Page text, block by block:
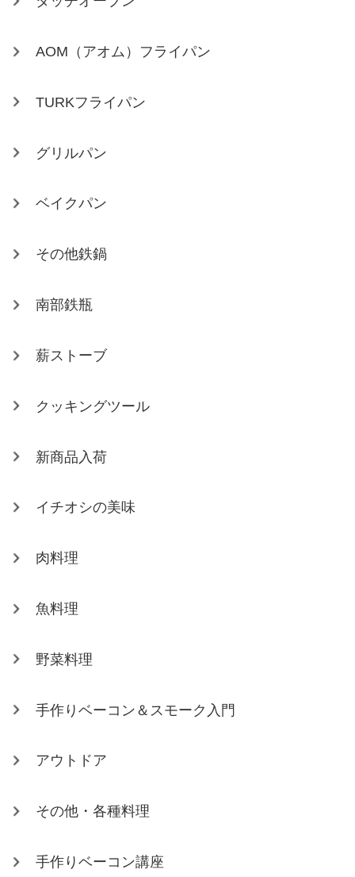
AOM（アオム）フライパン
TURKフライパン
グリルパン
ベイクパン
その他鉄鍋
南部鉄瓶
薪ストーブ
クッキングツール
新商品入荷
イチオシの美味
肉料理
魚料理
野菜料理
手作りベーコン＆スモーク入門
アウトドア
その他・各種料理
手作りベーコン講座